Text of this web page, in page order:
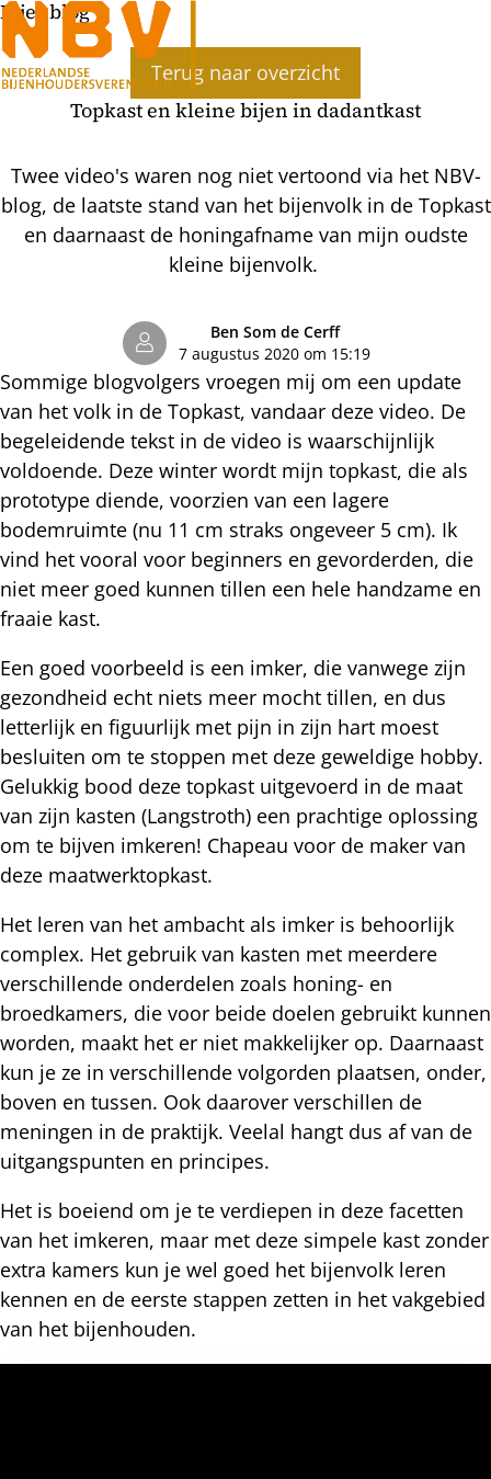
Bijenblog
Terug naar overzicht
Topkast en kleine bijen in dadantkast
Twee video's waren nog niet vertoond via het NBV-
blog, de laatste stand van het bijenvolk in de Topkast
en daarnaast de honingafname van mijn oudste
kleine bijenvolk.
Ben Som de Cerff
7 augustus 2020 om 15:19
Sommige blogvolgers vroegen mij om een update
van het volk in de Topkast, vandaar deze video. De
begeleidende tekst in de video is waarschijnlijk
voldoende. Deze winter wordt mijn topkast, die als
prototype diende, voorzien van een lagere
bodemruimte (nu 11 cm straks ongeveer 5 cm). Ik
vind het vooral voor beginners en gevorderden, die
niet meer goed kunnen tillen een hele handzame en
fraaie kast.
Een goed voorbeeld is een imker, die vanwege zijn
gezondheid echt niets meer mocht tillen, en dus
letterlijk en figuurlijk met pijn in zijn hart moest
besluiten om te stoppen met deze geweldige hobby.
Gelukkig bood deze topkast uitgevoerd in de maat
van zijn kasten (Langstroth) een prachtige oplossing
om te bijven imkeren! Chapeau voor de maker van
deze maatwerktopkast.
Het leren van het ambacht als imker is behoorlijk
complex. Het gebruik van kasten met meerdere
verschillende onderdelen zoals honing- en
broedkamers, die voor beide doelen gebruikt kunnen
worden, maakt het er niet makkelijker op. Daarnaast
kun je ze in verschillende volgorden plaatsen, onder,
boven en tussen. Ook daarover verschillen de
meningen in de praktijk. Veelal hangt dus af van de
uitgangspunten en principes.
Het is boeiend om je te verdiepen in deze facetten
van het imkeren, maar met deze simpele kast zonder
extra kamers kun je wel goed het bijenvolk leren
kennen en de eerste stappen zetten in het vakgebied
van het bijenhouden.